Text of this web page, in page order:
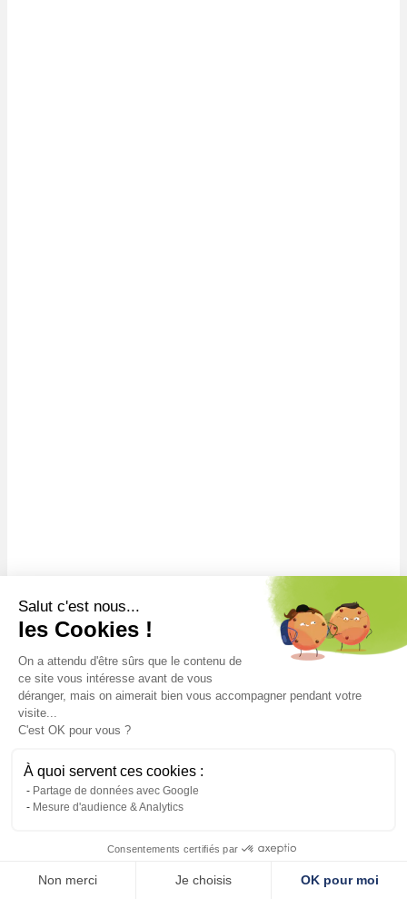
Salut c'est nous...
les Cookies !
On a attendu d'être sûrs que le contenu de
ce site vous intéresse avant de vous
déranger, mais on aimerait bien vous accompagner pendant votre
visite...
C'est OK pour vous ?
À quoi servent ces cookies :
Partage de données avec Google
Mesure d'audience & Analytics
Consentements certifiés par
Non merci Je choisis OK pour moi